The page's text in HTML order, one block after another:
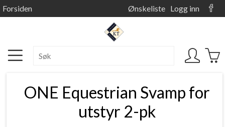
Forsiden Ønskeliste Logg inn
ONE Equestrian Svamp for
utstyr 2-pk